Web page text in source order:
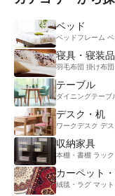
ベッド
ベッドフレーム ベ
寝具・寝装品
羽毛布団 掛け布団
テーブル
ダイニングテーブ
デスク・机
ワークデスク デスク
収納家具
本棚・書棚 ラック・
カーペット
絨毯・ラグ マット